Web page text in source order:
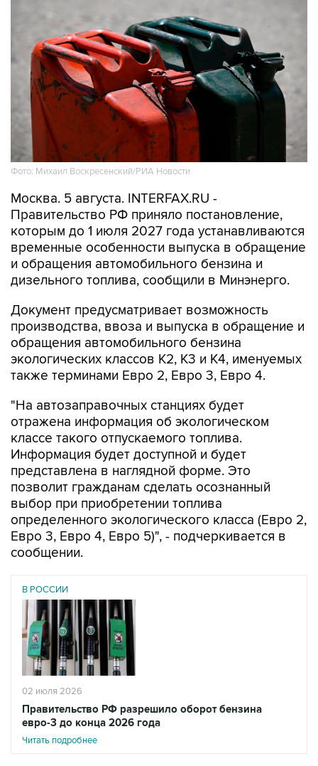
Фото: Михаил Воскресенский/РИА Новости
Москва. 5 августа. INTERFAX.RU -
Правительство РФ приняло постановление,
которым до 1 июля 2027 года устанавливаются
временные особенности выпуска в обращение
и обращения автомобильного бензина и
дизельного топлива, сообщили в Минэнерго.
Документ предусматривает возможность
производства, ввоза и выпуска в обращение и
обращения автомобильного бензина
экологических классов К2, К3 и К4, именуемых
также терминами Евро 2, Евро 3, Евро 4.
"На автозаправочных станциях будет
отражена информация об экологическом
классе такого отпускаемого топлива.
Информация будет доступной и будет
представлена в наглядной форме. Это
позволит гражданам сделать осознанный
выбор при приобретении топлива
определенного экологического класса (Евро 2,
Евро 3, Евро 4, Евро 5)", - подчеркивается в
сообщении.
В РОССИИ
02 июля 2026
Правительство РФ разрешило оборот бензина
евро-3 до конца 2026 года
Читать подробнее